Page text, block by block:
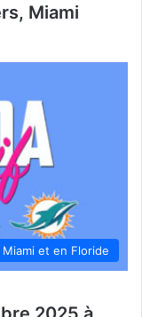
Miami
et en Floride